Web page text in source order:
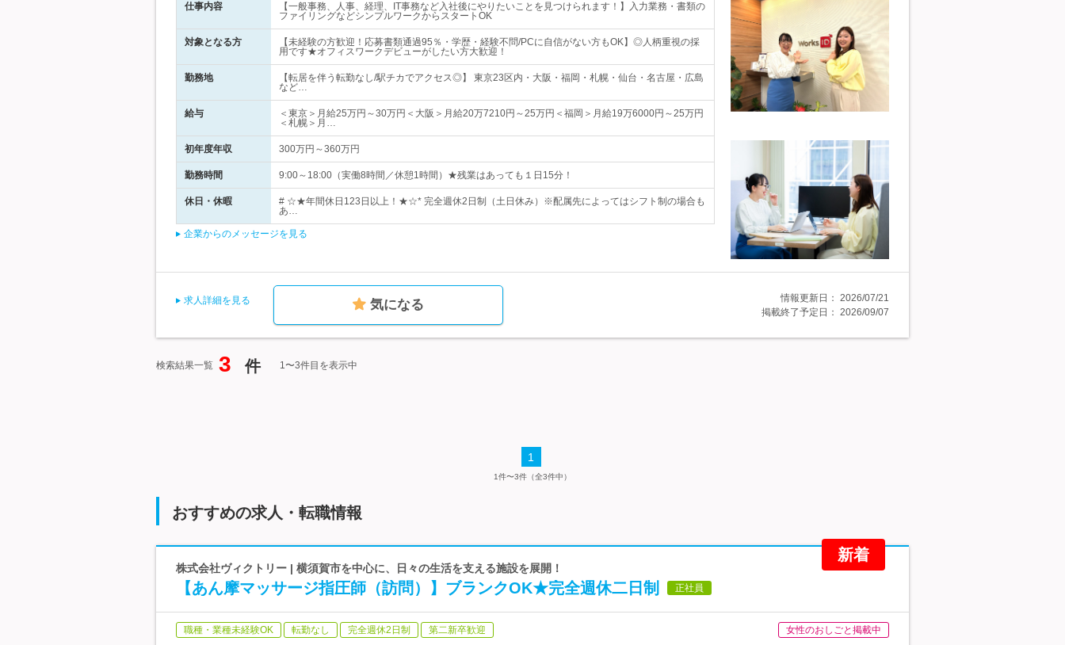
仕事内容
【一般事務、人事、経理、IT事務など入社後にやりたいことを見つけられます！】入力業務・書類の
ファイリングなどシンプルワークからスタートOK
対象となる方
【未経験の方歓迎！応募書類通過95％・学歴・経験不問/PCに自信がない方もOK】◎人柄重視の採
用です★オフィスワークデビューがしたい方大歓迎！
勤務地
【転居を伴う転勤なし/駅チカでアクセス◎】 東京23区内・大阪・福岡・札幌・仙台・名古屋・広島
など…
給与
＜東京＞月給25万円～30万円＜大阪＞月給20万7210円～25万円＜福岡＞月給19万6000円～25万円
＜札幌＞月…
初年度年収 300万円～360万円
勤務時間 9:00～18:00（実働8時間／休憩1時間）★残業はあっても１日15分！
休日・休暇
# ☆★年間休日123日以上！★☆* 完全週休2日制（土日休み）※配属先によってはシフト制の場合も
あ…
企業からのメッセージを見る
求人詳細を見る 気になる 情報更新日： 2026/07/21
掲載終了予定日： 2026/09/07
検索結果一覧 3 件 1〜3件目を表示中
1
1件〜3件（全3件中）
おすすめの求人・転職情報
新着
株式会社ヴィクトリー | 横須賀市を中心に、日々の生活を支える施設を展開！
【あん摩マッサージ指圧師（訪問）】ブランクOK★完全週休二日制 正社員
職種・業種未経験OK 転勤なし 完全週休2日制 第二新卒歓迎 女性のおしごと掲載中